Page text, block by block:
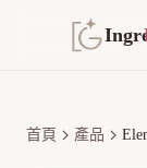
首頁 產品